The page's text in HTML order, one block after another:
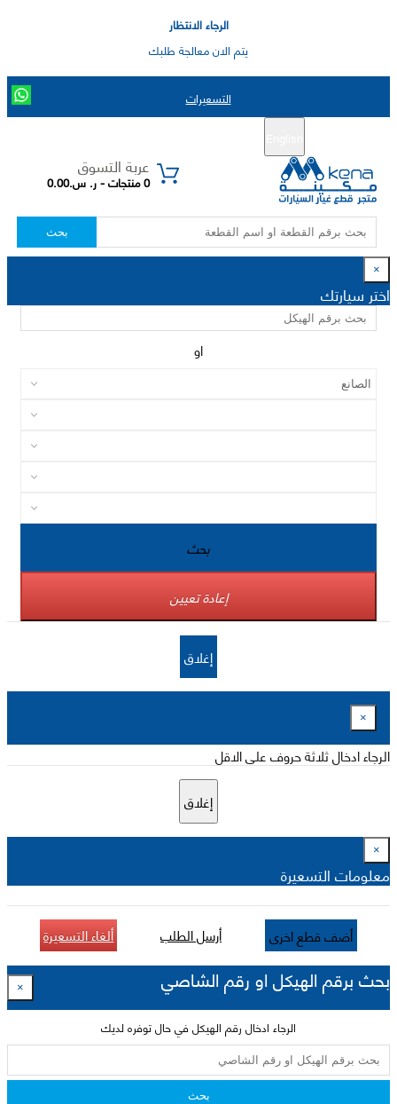
الرجاء الانتظار
يتم الان معالجة طلبك
التسعيرات
عربة التسوق
0 منتجات - ر. س.0.00
بحث
×
اختر سيارتك
او
بحث
إعادة تعيين
إغلاق
×
الرجاء ادخال ثلاثة حروف على الاقل
إغلاق
×
معلومات التسعيرة
أضف قطع اخرى أرسل الطلب ألغاء التسعيرة
بحث برقم الهيكل او رقم الشاصي ×
الرجاء ادخال رقم الهيكل في حال توفره لديك
بحث